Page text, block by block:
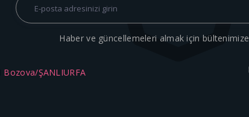
Haber ve güncellemeleri almak için
Bozova/ŞANLIURFA